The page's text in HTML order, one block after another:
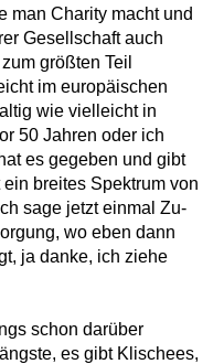
man Charity macht und
Gesellschaft auch
größten Teil
im europäischen
wie vielleicht in
50 Jahren oder ich
es gegeben und gibt
breites Spektrum von
sage jetzt einmal Zu-
wo eben dann
ja danke, ich ziehe
schon darüber
es gibt Klischees,